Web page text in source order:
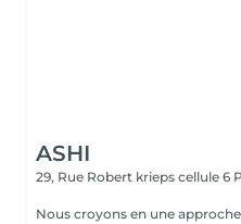
ASHI
29, Rue Robert krieps cellule 6
Nous croyons en une